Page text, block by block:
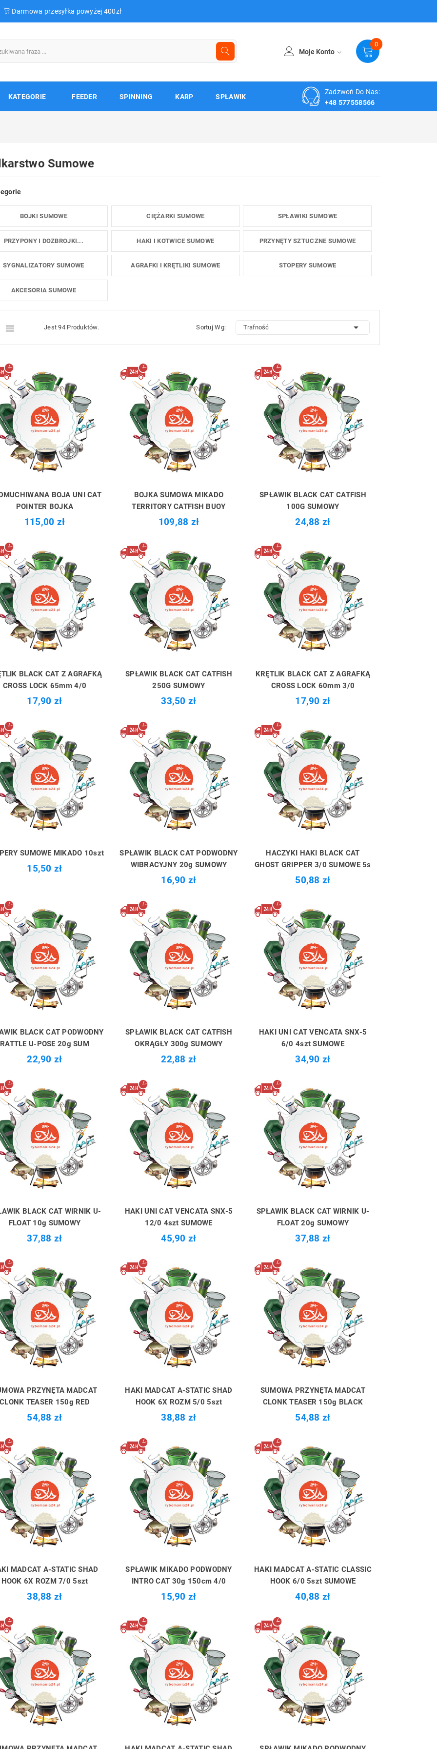
Darmowa przesyłka powyżej 400zł
0
Moje Konto
KATEGORIE FEEDER SPINNING KARP SPŁAWIK
Zadzwoń Do Nas:
+48 577558566
Sumowe
BOJKI SUMOWE CIĘŻARKI SUMOWE SPŁAWIKI SUMOWE
PRZYPONY I DOZBROJKI... HAKI I KOTWICE SUMOWE PRZYNĘTY SZTUCZNE SUMOWE
SYGNALIZATORY SUMOWE AGRAFKI I KRĘTLIKI SUMOWE STOPERY SUMOWE
AKCESORIA SUMOWE
 Jest 94 Produktów. Sortuj Wg: Trafność 
BOJA UNI CAT
POINTER BOJKA
115,00 zł
BOJKA SUMOWA MIKADO
TERRITORY CATFISH BUOY
109,88 zł
SPŁAWIK BLACK CAT CATFISH
100G SUMOWY
24,88 zł
BLACK CAT Z AGRAFKĄ
CROSS LOCK 65mm 4/0
17,90 zł
SPŁAWIK BLACK CAT CATFISH
250G SUMOWY
33,50 zł
KRĘTLIK BLACK CAT Z AGRAFKĄ
CROSS LOCK 60mm 3/0
17,90 zł
SUMOWE MIKADO 10szt
15,50 zł
SPŁAWIK BLACK CAT PODWODNY
WIBRACYJNY 20g SUMOWY
16,90 zł
HACZYKI HAKI BLACK CAT
GHOST GRIPPER 3/0 SUMOWE 5s
50,88 zł
BLACK CAT PODWODNY
RATTLE U-POSE 20g SUM
22,90 zł
SPŁAWIK BLACK CAT CATFISH
OKRĄGŁY 300g SUMOWY
22,88 zł
HAKI UNI CAT VENCATA SNX-5
6/0 4szt SUMOWE
34,90 zł
BLACK CAT WIRNIK U-
FLOAT 10g SUMOWY
37,88 zł
HAKI UNI CAT VENCATA SNX-5
12/0 4szt SUMOWE
45,90 zł
SPŁAWIK BLACK CAT WIRNIK U-
FLOAT 20g SUMOWY
37,88 zł
PRZYNĘTA MADCAT
CLONK TEASER 150g RED
54,88 zł
HAKI MADCAT A-STATIC SHAD
HOOK 6X ROZM 5/0 5szt
38,88 zł
SUMOWA PRZYNĘTA MADCAT
CLONK TEASER 150g BLACK
54,88 zł
MADCAT A-STATIC SHAD
HOOK 6X ROZM 7/0 5szt
38,88 zł
SPŁAWIK MIKADO PODWODNY
INTRO CAT 30g 150cm 4/0
15,90 zł
HAKI MADCAT A-STATIC CLASSIC
HOOK 6/0 5szt SUMOWE
40,88 zł